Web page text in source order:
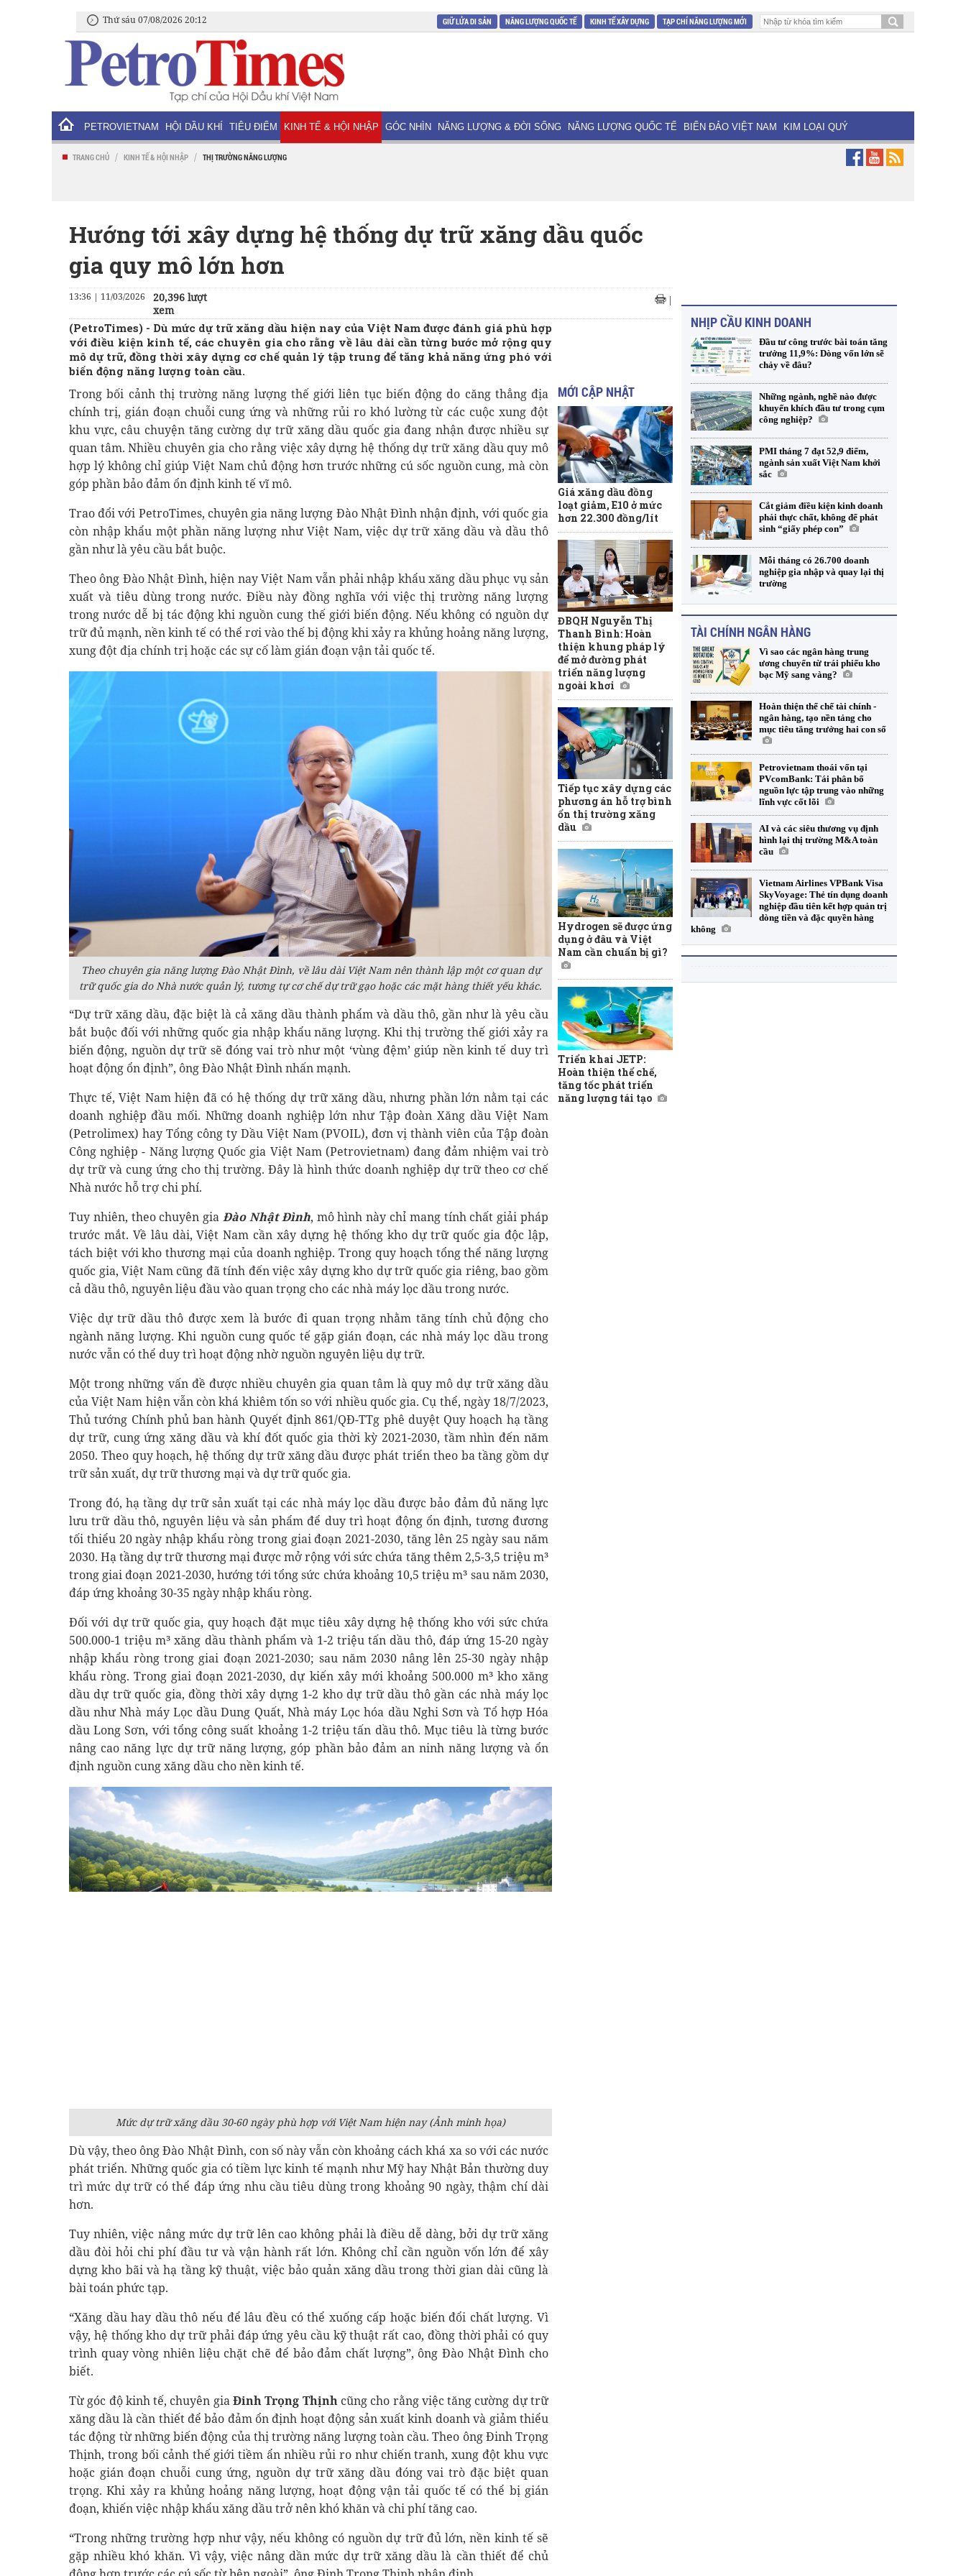
Thứ sáu 07/08/2026 20:12 GIỮ LỬA DI SẢN NĂNG LƯỢNG QUỐC TẾ KINH TẾ XÂY DỰNG TẠP CHÍ NĂNG LƯỢNG MỚI
PETROVIETNAM HỘI DẦU KHÍ TIÊU ĐIỂM KINH TẾ & HỘI NHẬP GÓC NHÌN NĂNG LƯỢNG & ĐỜI SỐNG NĂNG LƯỢNG QUỐC TẾ BIỂN ĐẢO VIỆT NAM KIM LOẠI QUÝ
TRANG CHỦ / KINH TẾ & HỘI NHẬP / THỊ TRƯỜNG NĂNG LƯỢNG
Hướng tới xây dựng hệ thống dự trữ xăng dầu quốc
gia quy mô lớn hơn
13:36 | 11/03/2026
20,396 lượt
xem
|
(PetroTimes) - Dù mức dự trữ xăng dầu hiện nay của Việt Nam được đánh giá phù hợp
với điều kiện kinh tế, các chuyên gia cho rằng về lâu dài cần từng bước mở rộng quy
mô dự trữ, đồng thời xây dựng cơ chế quản lý tập trung để tăng khả năng ứng phó với
biến động năng lượng toàn cầu.
Trong bối cảnh thị trường năng lượng thế giới liên tục biến động do căng thẳng địa
chính trị, gián đoạn chuỗi cung ứng và những rủi ro khó lường từ các cuộc xung đột
khu vực, câu chuyện tăng cường dự trữ xăng dầu quốc gia đang nhận được nhiều sự
quan tâm. Nhiều chuyên gia cho rằng việc xây dựng hệ thống dự trữ xăng dầu quy mô
hợp lý không chỉ giúp Việt Nam chủ động hơn trước những cú sốc nguồn cung, mà còn
góp phần bảo đảm ổn định kinh tế vĩ mô.
Trao đổi với PetroTimes, chuyên gia năng lượng Đào Nhật Đình nhận định, với quốc gia
còn nhập khẩu một phần năng lượng như Việt Nam, việc dự trữ xăng dầu và dầu thô
gần như là yêu cầu bắt buộc.
Theo ông Đào Nhật Đình, hiện nay Việt Nam vẫn phải nhập khẩu xăng dầu phục vụ sản
xuất và tiêu dùng trong nước. Điều này đồng nghĩa với việc thị trường năng lượng
trong nước dễ bị tác động khi nguồn cung thế giới biến động. Nếu không có nguồn dự
trữ đủ mạnh, nền kinh tế có thể rơi vào thế bị động khi xảy ra khủng hoảng năng lượng,
xung đột địa chính trị hoặc các sự cố làm gián đoạn vận tải quốc tế.
Theo chuyên gia năng lượng Đào Nhật Đình, về lâu dài Việt Nam nên thành lập một cơ quan dự
trữ quốc gia do Nhà nước quản lý, tương tự cơ chế dự trữ gạo hoặc các mặt hàng thiết yếu khác.
“Dự trữ xăng dầu, đặc biệt là cả xăng dầu thành phẩm và dầu thô, gần như là yêu cầu
bắt buộc đối với những quốc gia nhập khẩu năng lượng. Khi thị trường thế giới xảy ra
biến động, nguồn dự trữ sẽ đóng vai trò như một ‘vùng đệm’ giúp nền kinh tế duy trì
hoạt động ổn định”, ông Đào Nhật Đình nhấn mạnh.
Thực tế, Việt Nam hiện đã có hệ thống dự trữ xăng dầu, nhưng phần lớn nằm tại các
doanh nghiệp đầu mối. Những doanh nghiệp lớn như Tập đoàn Xăng dầu Việt Nam
(Petrolimex) hay Tổng công ty Dầu Việt Nam (PVOIL), đơn vị thành viên của Tập đoàn
Công nghiệp - Năng lượng Quốc gia Việt Nam (Petrovietnam) đang đảm nhiệm vai trò
dự trữ và cung ứng cho thị trường. Đây là hình thức doanh nghiệp dự trữ theo cơ chế
Nhà nước hỗ trợ chi phí.
Tuy nhiên, theo chuyên giaĐào Nhật Đình, mô hình này chỉ mang tính chất giải pháp
trước mắt. Về lâu dài, Việt Nam cần xây dựng hệ thống kho dự trữ quốc gia độc lập,
tách biệt với kho thương mại của doanh nghiệp. Trong quy hoạch tổng thể năng lượng
quốc gia, Việt Nam cũng đã tính đến việc xây dựng kho dự trữ quốc gia riêng, bao gồm
cả dầu thô, nguyên liệu đầu vào quan trọng cho các nhà máy lọc dầu trong nước.
Việc dự trữ dầu thô được xem là bước đi quan trọng nhằm tăng tính chủ động cho
ngành năng lượng. Khi nguồn cung quốc tế gặp gián đoạn, các nhà máy lọc dầu trong
nước vẫn có thể duy trì hoạt động nhờ nguồn nguyên liệu dự trữ.
Một trong những vấn đề được nhiều chuyên gia quan tâm là quy mô dự trữ xăng dầu
của Việt Nam hiện vẫn còn khá khiêm tốn so với nhiều quốc gia. Cụ thể, ngày 18/7/2023,
Thủ tướng Chính phủ ban hành Quyết định 861/QĐ-TTg phê duyệt Quy hoạch hạ tầng
dự trữ, cung ứng xăng dầu và khí đốt quốc gia thời kỳ 2021-2030, tầm nhìn đến năm
2050. Theo quy hoạch, hệ thống dự trữ xăng dầu được phát triển theo ba tầng gồm dự
trữ sản xuất, dự trữ thương mại và dự trữ quốc gia.
Trong đó, hạ tầng dự trữ sản xuất tại các nhà máy lọc dầu được bảo đảm đủ năng lực
lưu trữ dầu thô, nguyên liệu và sản phẩm để duy trì hoạt động ổn định, tương đương
tối thiểu 20 ngày nhập khẩu ròng trong giai đoạn 2021-2030, tăng lên 25 ngày sau năm
2030. Hạ tầng dự trữ thương mại được mở rộng với sức chứa tăng thêm 2,5-3,5 triệu m³
trong giai đoạn 2021-2030, hướng tới tổng sức chứa khoảng 10,5 triệu m³ sau năm 2030,
đáp ứng khoảng 30-35 ngày nhập khẩu ròng.
Đối với dự trữ quốc gia, quy hoạch đặt mục tiêu xây dựng hệ thống kho với sức chứa
500.000-1 triệu m³ xăng dầu thành phẩm và 1-2 triệu tấn dầu thô, đáp ứng 15-20 ngày
nhập khẩu ròng trong giai đoạn 2021-2030; sau năm 2030 nâng lên 25-30 ngày nhập
khẩu ròng. Trong giai đoạn 2021-2030, dự kiến xây mới khoảng 500.000 m³ kho xăng
dầu dự trữ quốc gia, đồng thời xây dựng 1-2 kho dự trữ dầu thô gần các nhà máy lọc
dầu như Nhà máy Lọc dầu Dung Quất, Nhà máy Lọc hóa dầu Nghi Sơn và Tổ hợp Hóa
dầu Long Sơn, với tổng công suất khoảng 1-2 triệu tấn dầu thô. Mục tiêu là từng bước
nâng cao năng lực dự trữ năng lượng, góp phần bảo đảm an ninh năng lượng và ổn
định nguồn cung xăng dầu cho nền kinh tế.
Mức dự trữ xăng dầu 30-60 ngày phù hợp với Việt Nam hiện nay (Ảnh minh họa)
Dù vậy, theo ông Đào Nhật Đình, con số này vẫn còn khoảng cách khá xa so với các nước
phát triển. Những quốc gia có tiềm lực kinh tế mạnh như Mỹ hay Nhật Bản thường duy
trì mức dự trữ có thể đáp ứng nhu cầu tiêu dùng trong khoảng 90 ngày, thậm chí dài
hơn.
Tuy nhiên, việc nâng mức dự trữ lên cao không phải là điều dễ dàng, bởi dự trữ xăng
dầu đòi hỏi chi phí đầu tư và vận hành rất lớn. Không chỉ cần nguồn vốn lớn để xây
dựng kho bãi và hạ tầng kỹ thuật, việc bảo quản xăng dầu trong thời gian dài cũng là
bài toán phức tạp.
“Xăng dầu hay dầu thô nếu để lâu đều có thể xuống cấp hoặc biến đổi chất lượng. Vì
vậy, hệ thống kho dự trữ phải đáp ứng yêu cầu kỹ thuật rất cao, đồng thời phải có quy
trình quay vòng nhiên liệu chặt chẽ để bảo đảm chất lượng”, ông Đào Nhật Đình cho
biết.
Từ góc độ kinh tế, chuyên giaĐinh Trọng Thịnh cũng cho rằng việc tăng cường dự trữ
xăng dầu là cần thiết để bảo đảm ổn định hoạt động sản xuất kinh doanh và giảm thiểu
tác động từ những biến động của thị trường năng lượng toàn cầu. Theo ông Đinh Trọng
Thịnh, trong bối cảnh thế giới tiềm ẩn nhiều rủi ro như chiến tranh, xung đột khu vực
hoặc gián đoạn chuỗi cung ứng, nguồn dự trữ xăng dầu đóng vai trò đặc biệt quan
trọng. Khi xảy ra khủng hoảng năng lượng, hoạt động vận tải quốc tế có thể bị gián
đoạn, khiến việc nhập khẩu xăng dầu trở nên khó khăn và chi phí tăng cao.
“Trong những trường hợp như vậy, nếu không có nguồn dự trữ đủ lớn, nền kinh tế sẽ
gặp nhiều khó khăn. Vì vậy, việc nâng dần mức dự trữ xăng dầu là cần thiết để chủ
MỚI CẬP NHẬT
Giá xăng dầu đồng
loạt giảm, E10 ở mức
hơn 22.300 đồng/lít
ĐBQH Nguyễn Thị
Thanh Bình: Hoàn
thiện khung pháp lý
để mở đường phát
triển năng lượng
ngoài khơi
Tiếp tục xây dựng các
phương án hỗ trợ bình
ổn thị trường xăng
dầu
Hydrogen sẽ được ứng
dụng ở đâu và Việt
Nam cần chuẩn bị gì?
Triển khai JETP:
Hoàn thiện thể chế,
tăng tốc phát triển
năng lượng tái tạo
NHỊP CẦU KINH DOANH
Đầu tư công trước bài toán tăng
trưởng 11,9%: Dòng vốn lớn sẽ
chảy về đâu?
Những ngành, nghề nào được
khuyến khích đầu tư trong cụm
công nghiệp?
PMI tháng 7 đạt 52,9 điểm,
ngành sản xuất Việt Nam khởi
sắc
Cắt giảm điều kiện kinh doanh
phải thực chất, không để phát
sinh “giấy phép con”
Mỗi tháng có 26.700 doanh
nghiệp gia nhập và quay lại thị
trường
TÀI CHÍNH NGÂN HÀNG
Vì sao các ngân hàng trung
ương chuyển từ trái phiếu kho
bạc Mỹ sang vàng?
Hoàn thiện thể chế tài chính -
ngân hàng, tạo nền tảng cho
mục tiêu tăng trưởng hai con số
Petrovietnam thoái vốn tại
PVcomBank: Tái phân bổ
nguồn lực tập trung vào những
lĩnh vực cốt lõi
AI và các siêu thương vụ định
hình lại thị trường M&A toàn
cầu
Vietnam Airlines VPBank Visa
SkyVoyage: Thẻ tín dụng doanh
nghiệp đầu tiên kết hợp quản trị
dòng tiền và đặc quyền hàng
không